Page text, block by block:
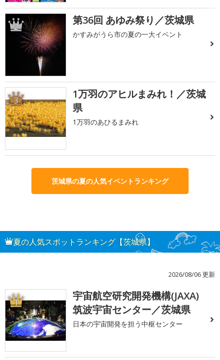
2 第36回 あゆみ祭り／茨城県
かすみがうら市の夏の一大イベント
3
1万羽のアヒルまみれ！／茨城
県
1万羽のあひるまみれ
茨城県の夏の人気イベントランキング
夏の人気スポットランキング【茨城県】
2026/08/06 更新
1
宇宙航空研究開発機構(JAXA)
筑波宇宙センター／茨城県
日本の宇宙開発を担う中枢センター